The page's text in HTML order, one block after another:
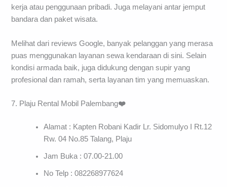
kerja atau penggunaan pribadi. Juga melayani antar jemput
bandara dan paket wisata.
Melihat dari reviews Google, banyak pelanggan yang merasa
puas menggunakan layanan sewa kendaraan di sini. Selain
kondisi armada baik, juga didukung dengan supir yang
profesional dan ramah, serta layanan tim yang memuaskan.
7. Plaju Rental Mobil Palembang❤️
Alamat : Kapten Robani Kadir Lr. Sidomulyo I Rt.12
Rw. 04 No.85 Talang, Plaju
Jam Buka : 07.00-21.00
No Telp : 082268977624